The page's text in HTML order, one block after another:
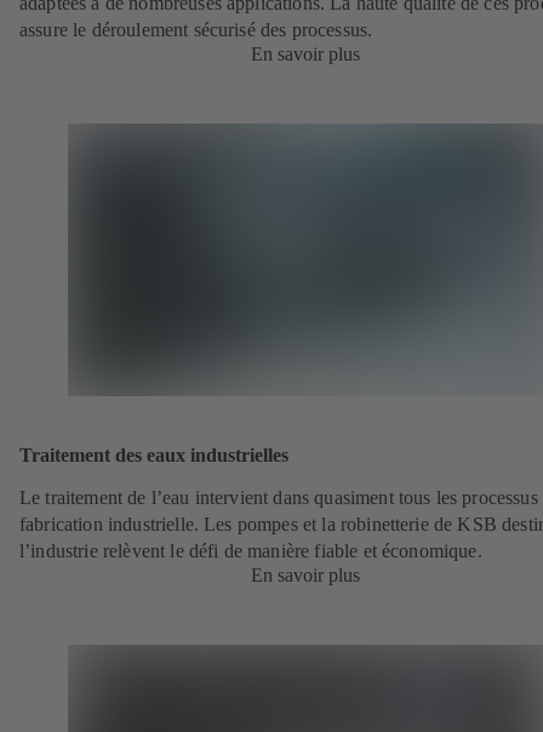
assure le déroulement sécurisé des processus.
En savoir plus
Traitement des eaux industrielles
Le traitement de l’eau intervient dans quasiment tous les processus
fabrication industrielle. Les pompes et la robinetterie de KSB
l’industrie relèvent le défi de manière fiable et économique.
En savoir plus